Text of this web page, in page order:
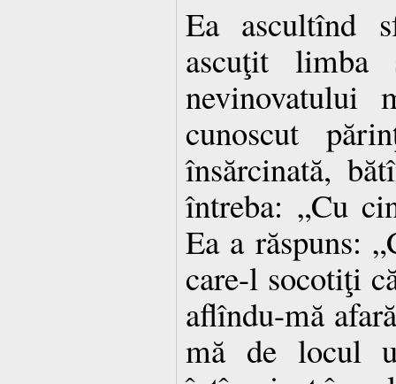
Ea ascultînd
ascuţit limba
nevinovatului
cunoscut
însărcinată,
întreba: „Cu
Ea a răspuns:
care-l socotiţi
aflîndu-mă
mă de locul